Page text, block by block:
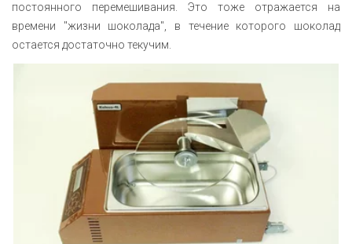
постоянного перемешивания. Это тоже отражается на
времени "жизни шоколада", в течение которого шоколад
остается достаточно текучим.